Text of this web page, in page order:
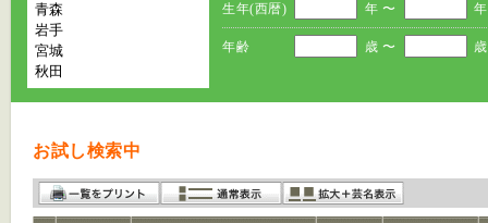
生年(西暦) 年 〜
年齢 歳 〜 歳
お試し検索中